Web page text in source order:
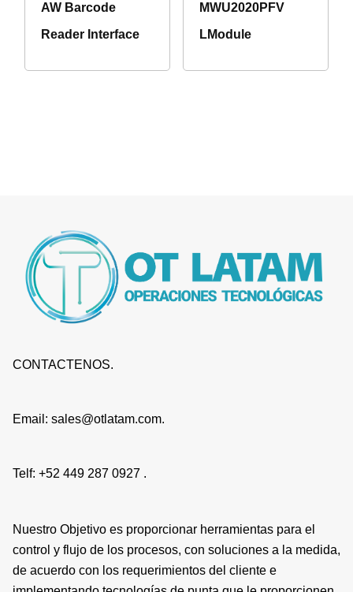
AW Barcode
Reader Interface
MWU2020PFV
LModule
CONTACTENOS.
Email: sales@otlatam.com.
Telf: +52 449 287 0927 .
Nuestro Objetivo es proporcionar herramientas para el
control y flujo de los procesos, con soluciones a la medida,
de acuerdo con los requerimientos del cliente e